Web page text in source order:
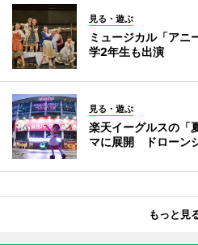
見る・遊ぶ
ミュージカル「ア
学2年生も出演
見る・遊ぶ
楽天イーグルスの「
マに展開 ドローン
もっと見